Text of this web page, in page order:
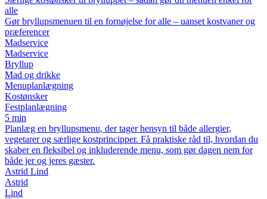
alle
Gør bryllupsmenuen til en fornøjelse for alle – uanset kostvaner og
præferencer
Madservice
Madservice
Bryllup
Mad og drikke
Menuplanlægning
Kostønsker
Festplanlægning
5 min
Planlæg en bryllupsmenu, der tager hensyn til både allergier,
vegetarer og særlige kostprincipper. Få praktiske råd til, hvordan du
skaber en fleksibel og inkluderende menu, som gør dagen nem for
både jer og jeres gæster.
Astrid Lind
Astrid
Lind